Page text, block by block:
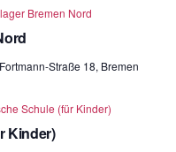
Bremen Nord
Straße 18, Bremen
Kinder)
Schule (für Kinder)